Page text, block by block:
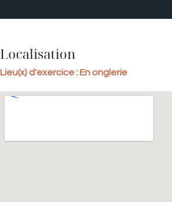
Localisation
Lieu(x) d'exercice : En onglerie